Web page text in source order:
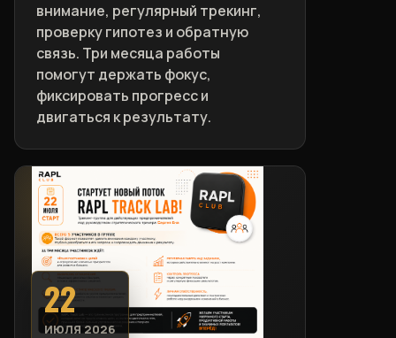
внимание, регулярный трекинг,
проверку гипотез и обратную
связь. Три месяца работы
помогут держать фокус,
фиксировать прогресс и
двигаться к результату.
22
ИЮЛЯ 2026